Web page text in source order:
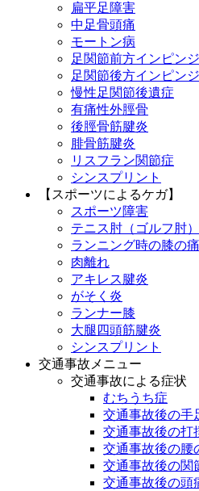
扁平足障害
中足骨頭痛
モートン病
足関節前方インピン
足関節後方インピン
慢性足関節後遺症
有痛性外脛骨
後脛骨筋腱炎
腓骨筋腱炎
リスフラン関節症
シンスプリント
【スポーツによるケガ】
スポーツ障害
テニス肘（ゴルフ肘）
ランニング時の膝の
肉離れ
アキレス腱炎
がそく炎
ランナー膝
大腿四頭筋腱炎
シンスプリント
交通事故メニュー
交通事故による症状
むちうち症
交通事故後の手
交通事故後の打
交通事故後の腰
交通事故後の関
交通事故後の頭